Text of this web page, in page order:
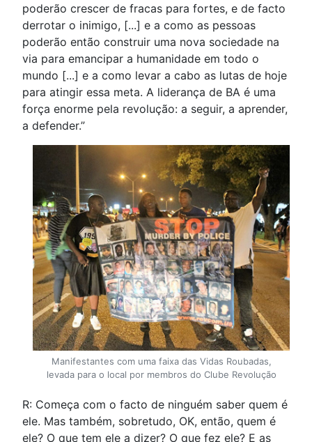
poderão crescer de fracas para fortes, e de facto
derrotar o inimigo, [...] e a como as pessoas
poderão então construir uma nova sociedade na
via para emancipar a humanidade em todo o
mundo [...] e a como levar a cabo as lutas de hoje
para atingir essa meta. A liderança de BA é uma
força enorme pela revolução: a seguir, a aprender,
a defender.”
Manifestantes com uma faixa das Vidas Roubadas,
levada para o local por membros do Clube Revolução
R: Começa com o facto de ninguém saber quem é
ele. Mas também, sobretudo, OK, então, quem é
ele? O que tem ele a dizer? O que fez ele? E as